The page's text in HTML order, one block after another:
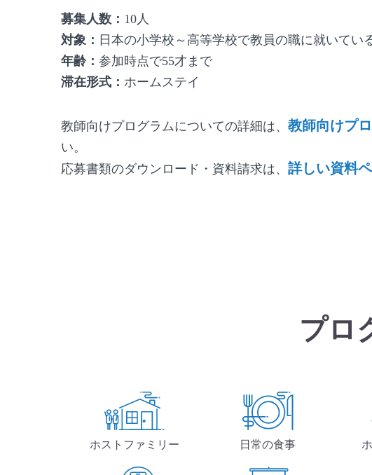
募集人数： 10人
対象： 日本の小学校～高等学校で教員の職に就いてい
年齢： 参加時点で55才まで
滞在形式： ホームステイ
教師向けプログラムについての詳細は、 教師向けプ
い。
応募書類のダウンロード・資料請求は、 詳しい資料
プロ
ホストファミリー 日常の食事